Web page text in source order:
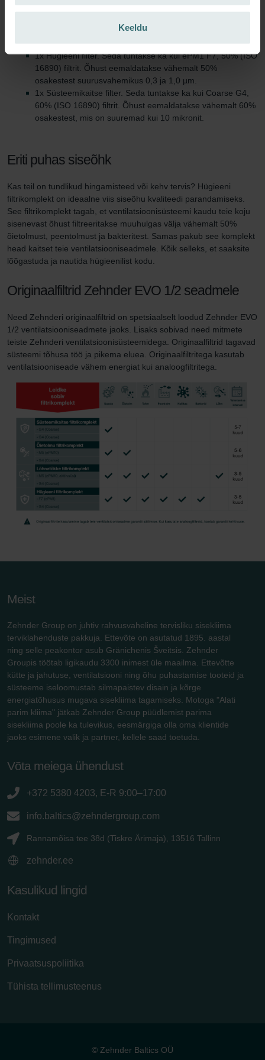
Keeldu
Tehniline informatsioon
Selles filtrikomplektis sisaldub:
1x Hügieeni filter. Seda tuntakse ka kui ePM1 F7, 50% (ISO
16890) filtrit. Õhust eemaldatakse vähemalt 50%
osakestest suurusvahemikus 0,3 ja 1,0 µm.
1x Süsteemikaitse filter. Seda tuntakse ka kui Coarse G4,
60% (ISO 16890) filtrit. Õhust eemaldatakse vähemalt 60%
osakestest, mis on suuremad kui 10 mikronit.
Eriti puhas siseõhk
Kas teil on tundlikud hingamisteed või kehv tervis? Hügieeni
filtrikomplekt on ideaalne viis siseõhu kvaliteedi parandamiseks.
See filtrikomplekt tagab, et ventilatsioonisüsteemi kaudu teie koju
sisenevast õhust filtreeritakse muuhulgas välja vähemalt 50%
õietolmust, peentolmust ja bakteritest. Samas pakub see komplekt
head kaitset teie ventilatsiooniseadmele. Kõik selleks, et saaksite
lõõgastuda ja nautida hügieenilist kodu.
Originaalfiltrid Zehnder EVO 1/2 seadmele
Need Zehnderi originaalfiltrid on spetsiaalselt loodud Zehnder EVO
1/2 ventilatsiooniseadmete jaoks. Lisaks sobivad need mitmete
teiste Zehnderi ventilatsioonisüsteemidega. Originaalfiltrid tagavad
süsteemi tõhusa töö ja pikema eluea. Originaalfiltritega kasutab
ventilatsiooniseade vähem energiat kui analoogfiltritega.
Meist
Zehnder Group on juhtiv rahvusvaheline tervisliku sisekliima
terviklahenduste pakkuja. Ettevõte on asutatud 1895. aastal
ning selle peakontor asub Gränichenis Šveitsis. Zehnder
Groupis töötab ligikaudu 3300 inimest üle maailma. Ettevõtte
kütte ja jahutuse, ventilatsiooni ning õhu puhastamise tooteid ja
süsteeme iseloomustab silmapaistev disain ja kõrge
energiatõhusus mugava sisekliima tagamiseks. Motoga "Alati
parim kliima" jätkab Zehnder Group püüdlemist parima
sisekliima poole ka tulevikus, eesmärgiga olla oma klientide
jaoks esimene valik ja partner, kellele saad toetuda.
Võta meiega ühendust
+372 5380 4203, E-R 9:00–17:00
info.baltics@zehndergroup.com
Rannamõisa tee 38d (Tiskre Ärimaja), 13516 Tallinn
zehnder.ee
Kasulikud lingid
Kontakt
Tingimused
Privaatsuspoliitika
Tühista tellimusteenus
© Zehnder Baltics OÜ